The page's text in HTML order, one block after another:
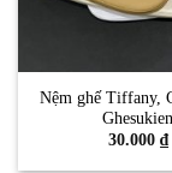
Nệm ghế Tiffany,
Ghesukien
30.000 ₫